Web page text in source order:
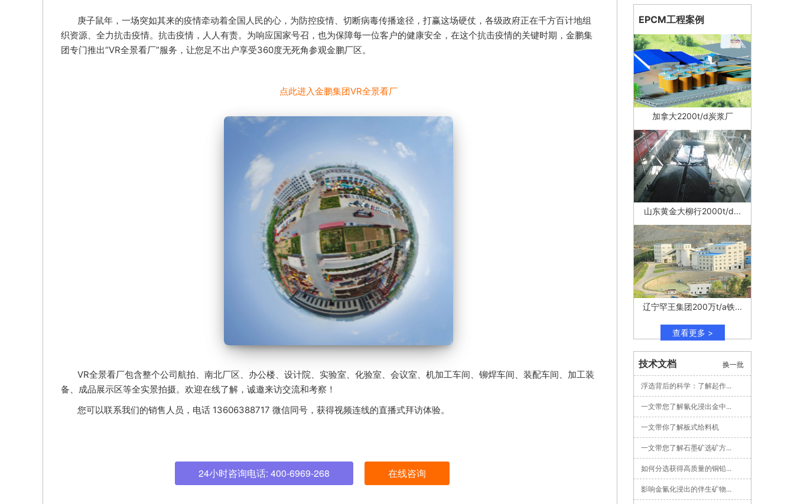
庚子鼠年，一场突如其来的疫情牵动着全国人民的心，为防控疫情、切断病毒传播途径，打赢这场硬仗，各级政府正在千方百计地组
织资源、全力抗击疫情。抗击疫情，人人有责。为响应国家号召，也为保障每一位客户的健康安全，在这个抗击疫情的关键时期，金鹏集
团专门推出“VR全景看厂”服务，让您足不出户享受360度无死角参观金鹏厂区。
点此进入金鹏集团VR全景看厂
VR全景看厂包含整个公司航拍、南北厂区、办公楼、设计院、实验室、化验室、会议室、机加工车间、铆焊车间、装配车间、加工装
备、成品展示区等全实景拍摄。欢迎在线了解，诚邀来访交流和考察！
您可以联系我们的销售人员，电话 13606388717 微信同号，获得视频连线的直播式拜访体验。
24小时咨询电话: 400-6969-268 在线咨询
EPCM工程案例
加拿大2200t/d炭浆厂
山东黄金大柳行2000t/d...
辽宁罕王集团200万t/a铁...
查看更多 >
技术文档
浮选背后的科学：了解起作...
一文带您了解氰化浸出金中...
一文带你了解板式给料机
一文带您了解石墨矿选矿方...
如何分选获得高质量的铜铅...
影响金氰化浸出的伴生矿物...
换一批